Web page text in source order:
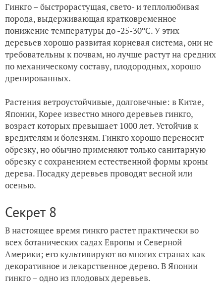
Гинкго – быстрорастущая, свето- и теплолюбивая
порода, выдерживающая кратковременное
понижение температуры до -25-30ºС. У этих
деревьев хорошо развитая корневая система, они не
требовательны к почвам, но лучше растут на средних
по механическому составу, плодородных, хорошо
дренированных.
Растения ветроустойчивые, долговечные: в Китае,
Японии, Корее известно много деревьев гинкго,
возраст которых превышает 1000 лет. Устойчив к
вредителям и болезням. Гинкго хорошо переносит
обрезку, но обычно применяют только санитарную
обрезку с сохранением естественной формы кроны
дерева. Посадку деревьев проводят весной или
осенью.
Секрет 8
В настоящее время гинкго растет практически во
всех ботанических садах Европы и Северной
Америки; его культивируют во многих странах как
декоративное и лекарственное дерево. В Японии
гинкго – одно из плодовых деревьев.